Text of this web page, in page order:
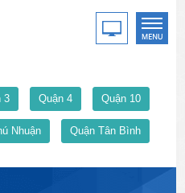
3 Quận 4 Quận 10
Nhuận Quận Tân Bình